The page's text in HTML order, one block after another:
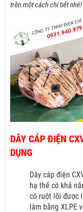
trên một cách chi tiết nhé!
DÂY CÁP ĐIỆN
DỤNG
Dây cáp điện
hạ thế có khả
có ruột lõi được
làm bằng XLPE